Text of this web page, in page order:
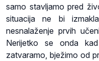
samo stavljamo pred
situacija ne bi
nesnalaženje prvih
Nerijetko se onda
zatvaramo, bježimo od